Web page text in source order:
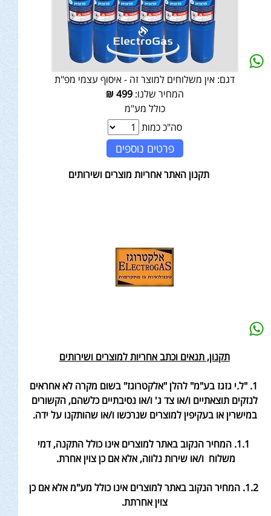
דגם: אין משלוחים למוצר זה - איסוף עצמי מפ"ת
המחיר שלנו:499
₪
כולל מע"מ
סה"כ כמות
פרטים נוספים
תקנון האתר אחריות מוצרים ושירותים
תקנון, תנאים וכתב אחריות למוצרים ושירותים
1. "ל.י גזגז בע"מ" להלן "אלקטרוגז" בשום מקרה לא אחראים
לנזקים תוצאתיים ו/או צד ג' ו/או נסיבתיים כלשהם, הקשורים
במישרין או בעקיפין למוצרים שנרכשו ו/או שהותקנו על ידה.
1.1. המחיר הנקוב באתר למוצרים אינו כולל התקנה, דמי
משלוח ו/או שירות נלווה, אלא אם כן צוין אחרת.
1.2. המחיר הנקוב באתר למוצרים אינו כולל
מע"מ אלא אם כן
צוין אחרתת.